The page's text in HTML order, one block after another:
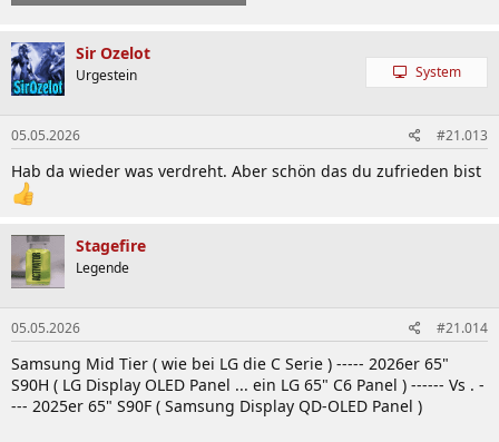
Sir Ozelot
Urgestein System
05.05.2026 #21.013
Hab da wieder was verdreht. Aber schön das du zufrieden bist
Stagefire
Legende
05.05.2026 #21.014
Samsung Mid Tier ( wie bei LG die C Serie ) ----- 2026er 65"
S90H ( LG Display OLED Panel ... ein LG 65" C6 Panel ) ------ Vs . -
--- 2025er 65" S90F ( Samsung Display QD-OLED Panel )